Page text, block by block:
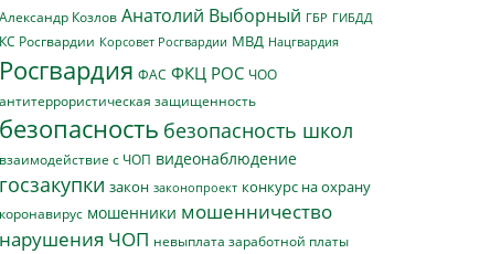
Александр Козлов Анатолий Выборный ГБР ГИБДД
КС Росгвардии Корсовет Росгвардии МВД Нацгвардия
Росгвардия ФАС ФКЦ РОС ЧОО
антитеррористическая защищенность
безопасность безопасность школ
взаимодействие с ЧОП видеонаблюдение
госзакупки закон законопроект конкурс на охрану
коронавирус мошенники мошенничество
нарушения ЧОП невыплата заработной платы